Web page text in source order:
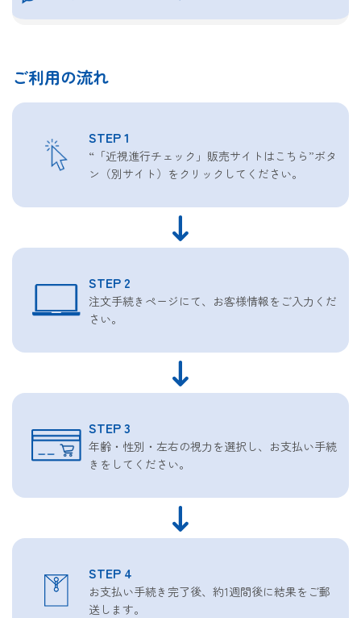
ご利用の流れ
STEP 1
“「近視進行チェック」販売サイトはこちら”ボタ
ン（別サイト）をクリックしてください。
STEP 2
注文手続きページにて、お客様情報をご入力くだ
さい。
STEP 3
年齢・性別・左右の視力を選択し、お支払い手続
きをしてください。
STEP 4
お支払い手続き完了後、約1週間後に結果をご郵
送します。